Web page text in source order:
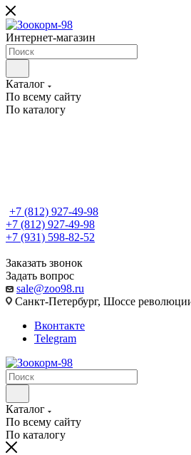
Интернет-магазин
Каталог
По всему сайту
По каталогу
+7 (812) 927-49-98
+7 (812) 927-49-98
+7 (931) 598-82-52
Заказать звонок
Задать вопрос
sale@zoo98.ru
Санкт-Петербург, Шоссе
Вконтакте
Telegram
Каталог
По всему сайту
По каталогу